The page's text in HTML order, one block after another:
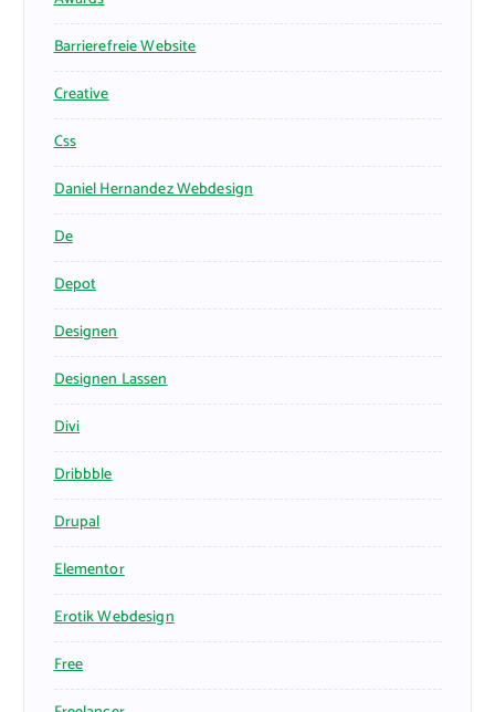
Barrierefreie Website
Creative
Css
Daniel Hernandez Webdesign
De
Depot
Designen
Designen Lassen
Divi
Dribbble
Drupal
Elementor
Erotik Webdesign
Free